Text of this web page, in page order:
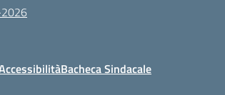
Bacheca Sindacale